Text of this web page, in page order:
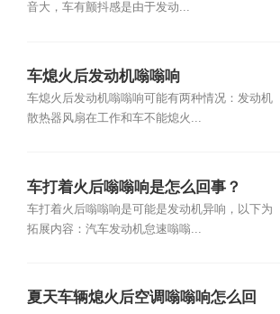
音大，车有颤抖感是由于发动...
车熄火后发动机嗡嗡响
车熄火后发动机嗡嗡响可能有两种情况：发动机
散热器风扇在工作和车不能熄火...
车打着火后嗡嗡响是怎么回事？
车打着火后嗡嗡响是可能是发动机异响，以下为
拓展内容：汽车发动机怠速嗡嗡...
夏天车辆熄火后空调嗡嗡响怎么回